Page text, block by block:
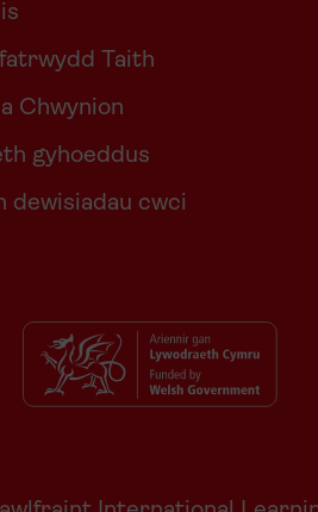
Taith
Chwynion
gyhoeddus
dewisiadau cwci